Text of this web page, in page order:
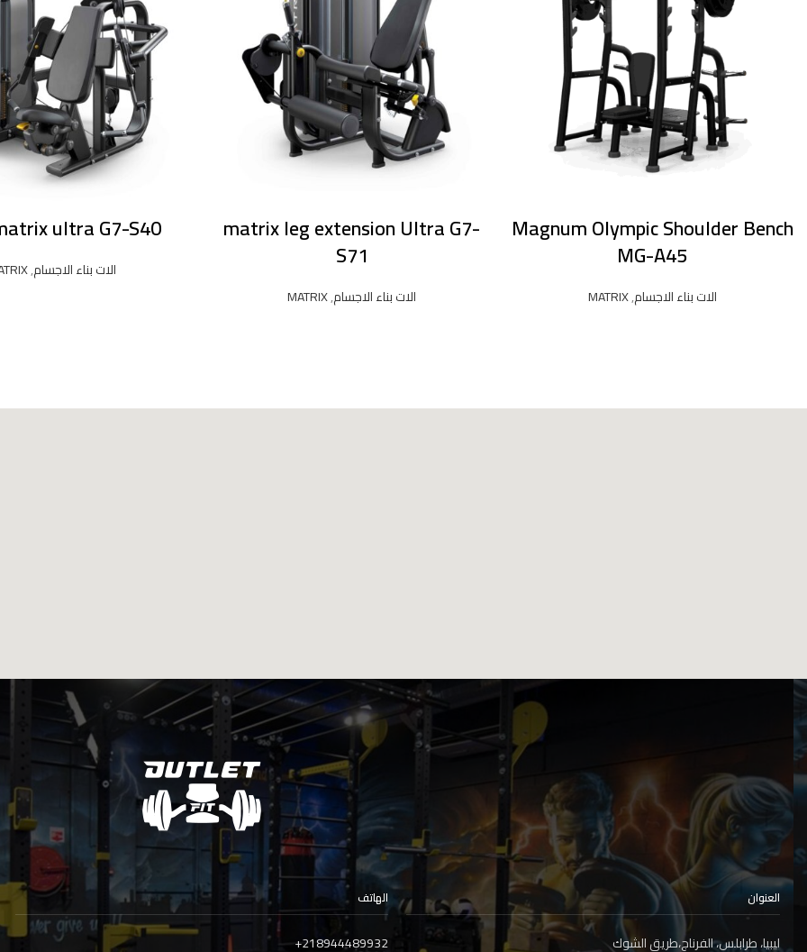
Magnum Olympic Shoulder Bench
MG-A45
الات بناء الاجسام,
MATRIX
matrix leg extension Ultra G7-
S71
الات بناء الاجسام,
MATRIX
ultra G7-S40
الات بناء الاجسام,
العنوان
ليبيا، طرابلس، الفرناج،طريق الشوك
الهاتف
218944489932
+